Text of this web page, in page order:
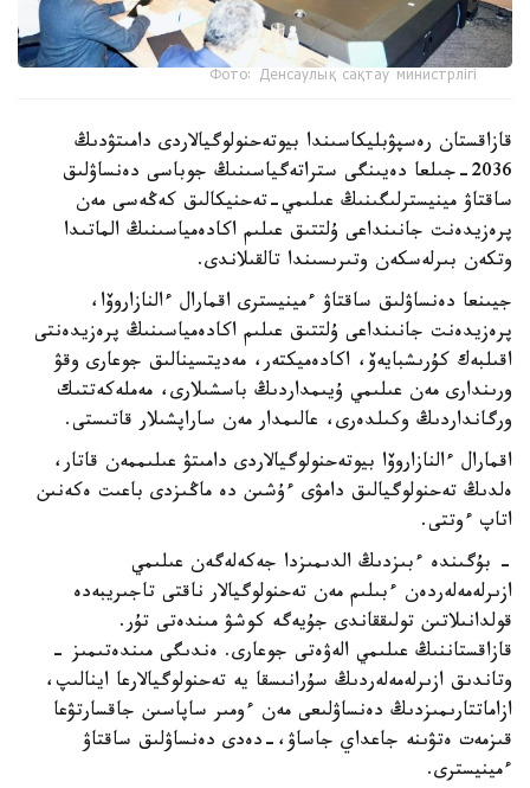
Фото: Денсаулық сақтау министрлігі
قازاقستان رەسپۋبليكاسىندا بيوتەحنولوگيالاردى دامىتۋدىڭ
2036-جىلعا دەيىنگى ستراتەگياسىنىڭ جوباسى دەنساۋلىق
ساقتاۋ مينيسترلىگىنىڭ عىلىمي-تەحنيكالىق كەڭەسى مەن
پرەزيدەنت جانىنداعى ۇلتتىق عىلىم اكادەمياسىنىڭ الماتىدا
وتكەن بىرلەسكەن وتىرىسىندا تالقىلاندى.
جيىنعا دەنساۋلىق ساقتاۋ ءمينيسترى اقمارال ءالنازاروۆا،
پرەزيدەنت جانىنداعى ۇلتتىق عىلىم اكادەمياسىنىڭ پرەزيدەنتى
اقىلبەك كۇرىشبايەۆ، اكادەميكتەر، مەديتسينالىق جوعارى وقۋ
ورىندارى مەن عىلىمي ۇيىمداردىڭ باسشىلارى، مەملەكەتتىك
ورگانداردىڭ وكىلدەرى، عالىمدار مەن ساراپشىلار قاتىستى.
اقمارال ءالنازاروۆا بيوتەحنولوگيالاردى دامىتۋ عىلىممەن قاتار،
ەلدىڭ تەحنولوگيالىق دامۋى ءۇشىن دە ماڭىزدى باعىت ەكەنىن
اتاپ ءوتتى.
- بۇگىندە ءبىزدىڭ الدىمىزدا جەكەلەگەن عىلىمي
ازىرلەمەلەردەن ءبىلىم مەن تەحنولوگيالار ناقتى تاجىريبەدە
قولدانىلاتىن تولىققاندى جۇيەگە كوشۋ مىندەتى تۇر.
قازاقستاننىڭ عىلىمي الەۋەتى جوعارى. ەندىگى مىندەتىمىز -
وتاندىق ازىرلەمەلەردىڭ سۇرانىسقا يە تەحنولوگيالارعا اينالىپ،
ازاماتتارىمىزدىڭ دەنساۋلىعى مەن ءومىر ساپاسىن جاقسارتۋعا
قىزمەت ەتۋىنە جاعداي جاساۋ،-دەدى دەنساۋلىق ساقتاۋ
ءمينيسترى.